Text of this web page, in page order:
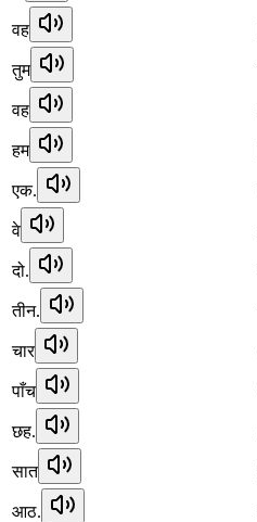
वह
तुम
वह
हम
एक.
वे
दो.
तीन.
चार
पाँच
छह.
सात
आठ.